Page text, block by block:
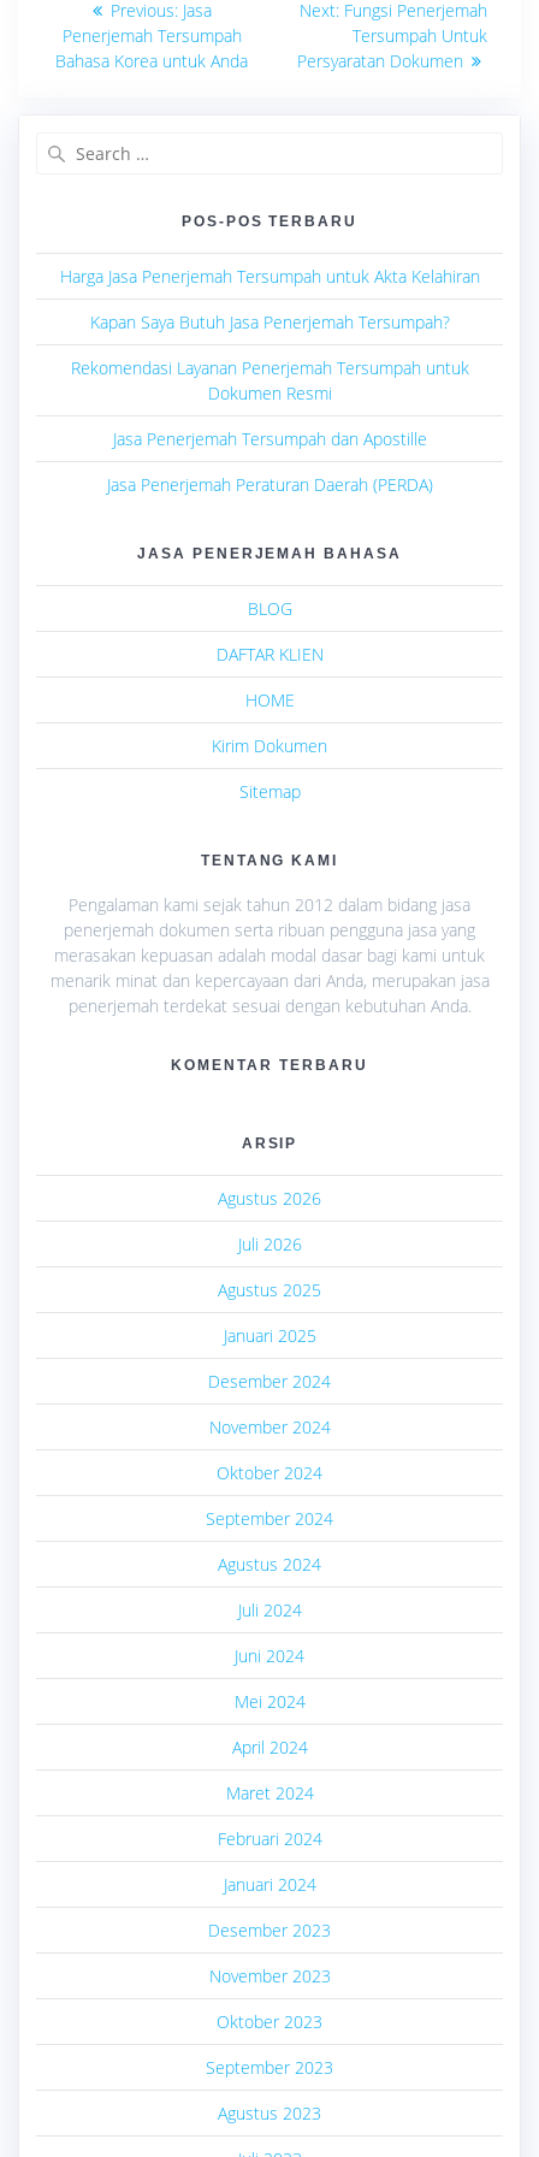
pos
Previous: Previous
post:
Jasa
Penerjemah Tersumpah
Bahasa Korea untuk Anda
Next: Next
post:
Fungsi Penerjemah
Tersumpah Untuk
Persyaratan Dokumen
POS-POS TERBARU
Harga Jasa Penerjemah Tersumpah untuk Akta Kelahiran
Kapan Saya Butuh Jasa Penerjemah Tersumpah?
Rekomendasi Layanan Penerjemah Tersumpah untuk
Dokumen Resmi
Jasa Penerjemah Tersumpah dan Apostille
Jasa Penerjemah Peraturan Daerah (PERDA)
JASA PENERJEMAH BAHASA
BLOG
DAFTAR KLIEN
HOME
Kirim Dokumen
Sitemap
TENTANG KAMI
Pengalaman kami sejak tahun 2012 dalam bidang jasa
penerjemah dokumen serta ribuan pengguna jasa yang
merasakan kepuasan adalah modal dasar bagi kami untuk
menarik minat dan kepercayaan dari Anda, merupakan jasa
penerjemah terdekat sesuai dengan kebutuhan Anda.
KOMENTAR TERBARU
ARSIP
Agustus 2026
Juli 2026
Agustus 2025
Januari 2025
Desember 2024
November 2024
Oktober 2024
September 2024
Agustus 2024
Juli 2024
Juni 2024
Mei 2024
April 2024
Maret 2024
Februari 2024
Januari 2024
Desember 2023
November 2023
Oktober 2023
September 2023
Agustus 2023